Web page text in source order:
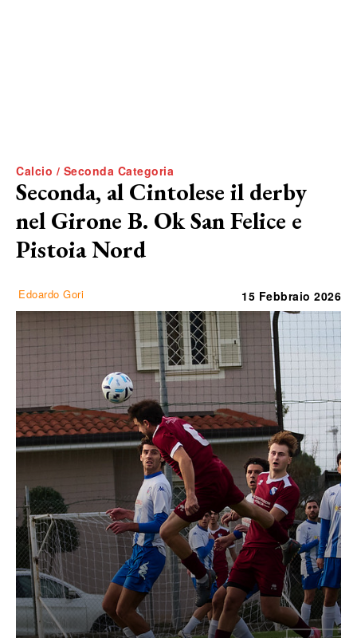
Calcio / Seconda Categoria
Seconda, al Cintolese il derby
nel Girone B. Ok San Felice e
Pistoia Nord
Edoardo Gori 15 Febbraio 2026